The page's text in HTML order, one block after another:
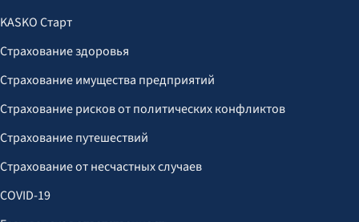
KASKO Старт
Страхование здоровья
Страхование имущества предприятий
Страхование рисков от политических конфликтов
Страхование путешествий
Страхование от несчастных случаев
COVID-19